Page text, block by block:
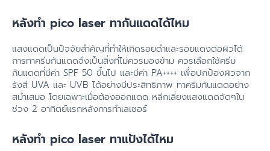
หลังทํา pico laser ทากันแดดได้ไหม
แสงแดดเป็นปัจจัยสำคัญที่ทำให้เกิดรอยดำและรอยแดงต่อผิวได้
การทาครีมกันแดดจึงเป็นสิ่งที่ไม่ควรมองข้าม ควรเลือกใช้ครีม
กันแดดที่มีค่า SPF 50 ขึ้นไป และมีค่า PA++++ เพื่อปกป้องผิวจาก
รังสี UVA และ UVB ได้อย่างมีประสิทธิภาพ ทาครีมกันแดดอย่าง
สม่ำเสมอ โดยเฉพาะเมื่อต้องออกแดด หลีกเลี่ยงแสงแดดจัดๆใน
ช่วง 2 อาทิตย์แรกหลังการทำเลเซอร์
หลังทํา pico laser ทาแป้งได้ไหม